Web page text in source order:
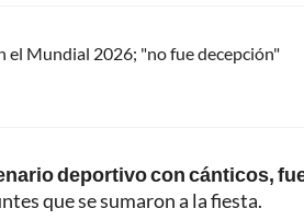
el Mundial 2026; "no fue decepción"
deportivo con cánticos,
que se sumaron a la fiesta.